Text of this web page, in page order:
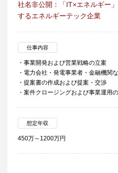
社名非公開：「IT×エネルギー
するエネルギーテック企業
仕事内容
・事業開発および営業戦略の立案
・電力会社・発電事業者・金融機関
・提案書の作成および提案・交渉
・案件クロージングおよび事業運用
想定年収
450万～1200万円